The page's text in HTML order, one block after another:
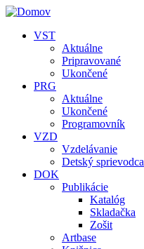
Skočiť na hlavný obsah
VST
Aktuálne
Pripravované
Ukončené
PRG
Aktuálne
Ukončené
Programovník
VZD
Vzdelávanie
Detský sprievodca
DOK
Publikácie
Katalóg
Skladačka
Zošit
Artbase